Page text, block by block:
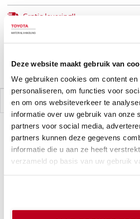
Deze website maakt gebruik van
We gebruiken cookies om content
personaliseren, om functies voor
en om ons websiteverkeer te
informatie over uw gebruik van onze
partners voor social media,
partners kunnen deze gegevens
informatie die u aan ze heeft
verzameld op basis van uw gebruik
Gratis levering!!
Levertijd op aanvraag.
1 stuks volgen in back order
Productgarantie
SPECIFICATIES
Specificaties
snelkoppeling is voorzien van een